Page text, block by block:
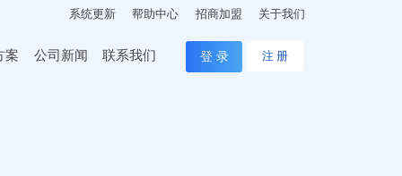
系统更新 帮助中心 招商加盟 关于我们
案 公司新闻 联系我们 登 录 注 册